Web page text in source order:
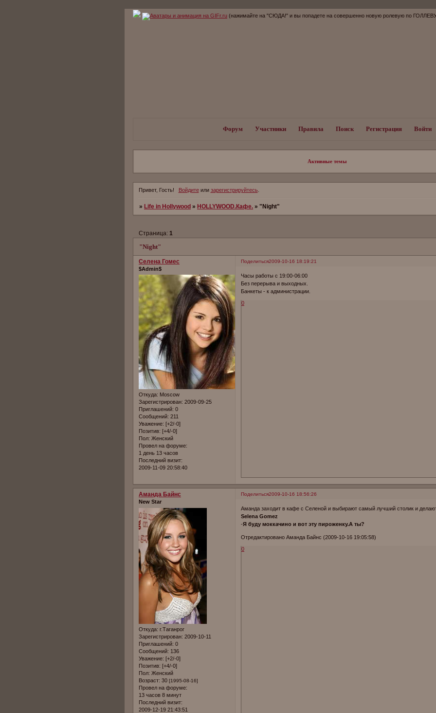
(нажимайте на "СЮДА!" и вы попадете на совершенно новую ролевую по
Форум Участники Правила Поиск Регистрация Войти
Активные темы
Привет, Гость! Войдитеили зарегистрируйтесь.
»Life in Hollywood »HOLLYWOOD.Кафе. »"Night"
"Night"
Страница: 1
Поделиться2009-10-16 18:19:21
Селена Гомес
$Admin$
Откуда: Moscow
Зарегистрирован: 2009-09-25
Приглашений: 0
Сообщений: 211
Уважение: [+2/-0]
Позитив: [+4/-0]
Пол: Женский
Провел на форуме:
1 день 13 часов
Последний визит:
2009-11-09 20:58:40
Часы работы с 19:00-06:00
Без перерыва и выходных.
Банкеты - к администрации.
0
Поделиться2009-10-16 18:56:26
Аманда Байнс
New Star
Откуда: г.Таганрог
Зарегистрирован: 2009-10-11
Приглашений: 0
Сообщений: 136
Уважение: [+2/-0]
Позитив: [+4/-0]
Пол: Женский
Возраст: 30 [1995-08-16]
Провел на форуме:
13 часов 8 минут
Последний визит:
2009-12-19 21:43:51
Аманда заходит в кафе с Селеной и выбирают самый лучший столик и
Selena Gomez
-Я буду моккачино и вот эту пироженку.А ты?
Отредактировано Аманда Байнс (2009-10-16 19:05:58)
0